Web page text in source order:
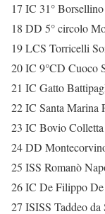
17 IC 31°
18 DD 5° circolo
19 LCS Torricelli
20 IC 9°CD Cuoco
21 IC Gatto
22 IC Santa Marina
23 IC Bovio
24 DD
25 ISS Romanò
26 IC De Filippo
27 ISISS Taddeo da